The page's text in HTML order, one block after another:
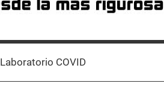
Laboratorio COVID